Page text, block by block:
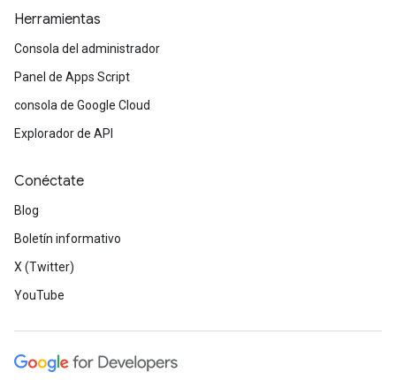
Herramientas
Consola del administrador
Panel de Apps Script
consola de Google Cloud
Explorador de API
Conéctate
Blog
Boletín informativo
X (Twitter)
YouTube